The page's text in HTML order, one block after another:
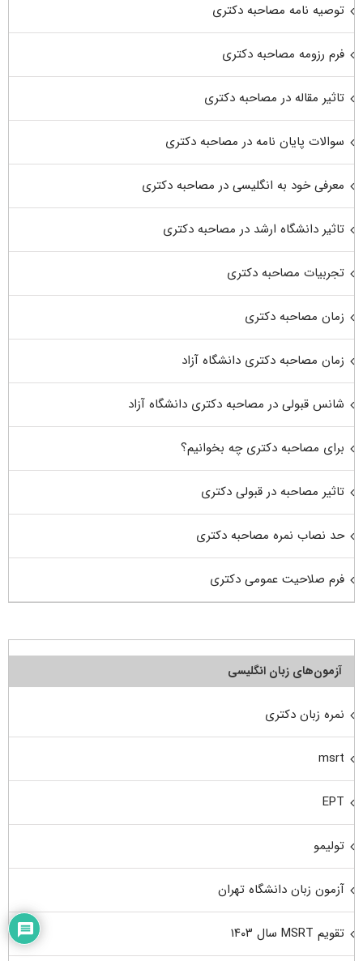
توصیه نامه مصاحبه دکتری
فرم رزومه مصاحبه دکتری
تاثیر مقاله در مصاحبه دکتری
سوالات پایان نامه در مصاحبه دکتری
معرفی خود به انگلیسی در مصاحبه دکتری
تاثیر دانشگاه ارشد در مصاحبه دکتری
تجربیات مصاحبه دکتری
زمان مصاحبه دکتری
زمان مصاحبه دکتری دانشگاه آزاد
شانس قبولی در مصاحبه دکتری دانشگاه آزاد
برای مصاحبه دکتری چه بخوانیم؟
تاثیر مصاحبه در قبولی دکتری
حد نصاب نمره مصاحبه دکتری
فرم صلاحیت عمومی دکتری
آزمون‌های زبان انگلیسی
نمره زبان دکتری
msrt
EPT
تولیمو
آزمون زبان دانشگاه تهران
تقویم MSRT سال ۱۴۰۳